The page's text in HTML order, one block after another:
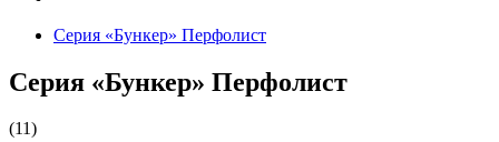
Серия «Бункер» Перфолист
Серия «Бункер» Перфолист
(11)